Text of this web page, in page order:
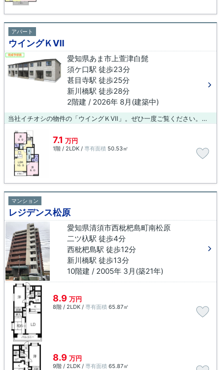
アパート
ウイングＫⅦ
愛知県あま市上萱津白髭
須ケ口駅 徒歩23分
甚目寺駅 徒歩25分
新川橋駅 徒歩28分
2階建 / 2026年 8月(建築中)
当社イチオシの物件の「ウイングＫⅦ」。ぜひ一度ご覧ください。今引っ越しをお考えの方におすすめなのが、こちらのアパートです。あま市で暮らすなら、ブルーボックス 稲沢支店より安心できるお住まいをお選び下さい。inazawa@bluebox.co.jpまで何でもお気軽にご質問をどうぞ。
7.1 万円
1階 / 2LDK / 専有面積 50.53㎡
マンション
レジデンス松原
愛知県清須市西枇杷島町南松原
二ツ杁駅 徒歩4分
西枇杷島駅 徒歩12分
新川橋駅 徒歩13分
10階建 / 2005年 3月(築21年)
8.9 万円
8階 / 2LDK / 専有面積 65.87㎡
8.9 万円
9階 / 2LDK / 専有面積 65.87㎡